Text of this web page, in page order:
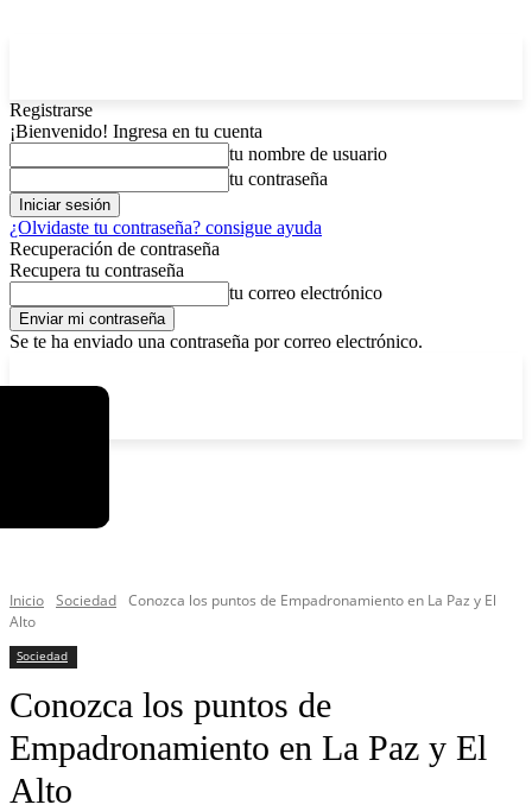
Registrarse
¡Bienvenido! Ingresa en tu cuenta
tu nombre de usuario
tu contraseña
¿Olvidaste tu contraseña? consigue ayuda
Recuperación de contraseña
Recupera tu contraseña
tu correo electrónico
Se te ha enviado una contraseña por correo electrónico.
Inicio Sociedad Conozca los puntos de Empadronamiento en La Paz y El
Alto
Sociedad
Conozca los puntos de
Empadronamiento en La Paz y El
Alto